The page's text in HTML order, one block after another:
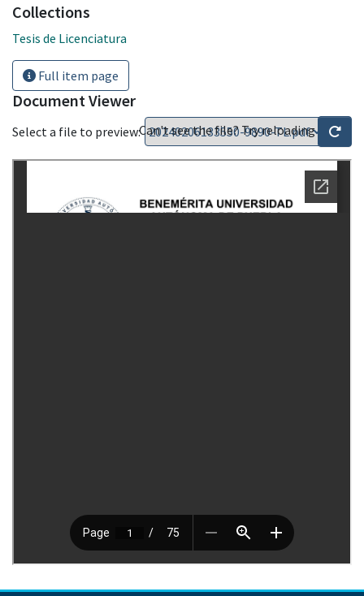
Collections
Tesis de Licenciatura
Full item page
Document Viewer
Select a file to preview:Can't see the file? Try reloading